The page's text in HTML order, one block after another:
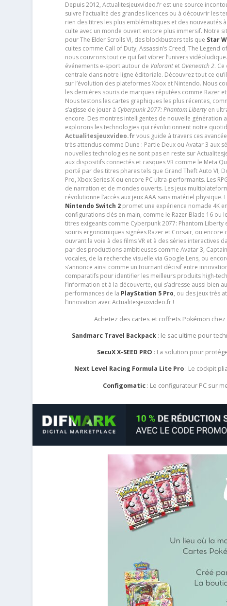
Depuis 2012, Actualitesjeuxvideo.fr est une source
suivre l’actualité des grandes licences ou à découvrir les
rien des titres les plus emblématiques et des nouveautés
culte avec un monde ouvert encore plus immersif. Notre
pour The Elder Scrolls VI, des blockbusters tels que Star
cultes comme Call of Duty, Assassin’s Creed, The
nous couvrons tout ce qui fait vibrer l’univers
événements e-sport autour de Valorantet Overwatch 2.
centrale dans notre ligne éditoriale. Découvrez tout ce
sur l’évolution des plateformes Xbox et Nintendo. Nous
les dernières souris de marques réputées comme Razer
Nous testons les cartes graphiques les plus récentes,
s’agisse de jouer à Cyberpunk 2077: Phantom Libertyen
encore. Des montres intelligentes de nouvelle génération
explorons les technologies qui révolutionnent notre
Actualitesjeuxvideo.frvous guide à travers ces
très attendus comme Dune : Partie Deux ou Avatar 3 aux
nouvelles technologies ne sont pas en reste sur
aux dispositifs connectés et casques VR comme le Meta
porté par des titres phares tels que Grand Theft Auto VI,
Pro, Xbox Series X ou encore PC ultra-performants. Les
de narration et de mondes ouverts. Les jeux
révolutionne l’accès aux jeux AAA sans matériel
Nintendo Switch 2promet une expérience nomade 4K
configurations clés en main, comme le Razer Blade 16 ou
titres exigeants comme Cyberpunk 2077: Phantom
souris ergonomiques signées Razer et Corsair, ou encore
ouvrant la voie à des films VR et à des séries interactives
par des productions ambitieuses comme Avatar 3,
vocales, de la recherche visuelle via Google Lens, ou
s’annonce ainsi comme un tournant décisif entre
comparatifs pour identifier les meilleurs produits high-
l’information et à la découverte, qui s’adresse aussi bien
performances de la PlayStation 5 Pro, ou des jeux très
l’innovation avec Actualitesjeuxvideo.fr !
Achetez des cartes et coffrets Pokémon chez
Sandmarc Travel Backpack: le sac ultime pour
SecuX X-SEED PRO : La solution pour
Next Level Racing Formula Lite Pro: Le cockpit
Configomatic : Le configurateur PC sur